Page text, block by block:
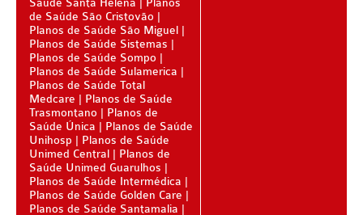
BIOVIDA PLANO DE SAÚDE SÊNIOR
BLUE MED PLANO DE SAÚDE SÊNIOR
CUIDAR ME PLANO DE SAÚDE SÊNIOR
GNDI PLANO DE SAÚDE SÊNIOR
GARANTIA GS PLANO DE SAÚDE SÊNIOR
GREENLINE PLANO DE SAÚDE SÊNIOR
KIPP PLANO DE SAÚDE SÊNIOR
Saúde Santa Helena
Planos
de Saúde São Cristovão
Planos de Saúde São Miguel
Planos de Saúde Sistemas
Planos de Saúde Sompo
Planos de Saúde Sulamerica
Planos de Saúde Total
Medcare
Planos de Saúde
Trasmontano
Planos de
Saúde Única
Planos de Saúde
Unihosp
Planos de Saúde
Unimed Central
Planos de
Saúde Unimed Guarulhos
Planos de Saúde Intermédica
Planos de Saúde Golden Care
Planos de Saúde Santamalia